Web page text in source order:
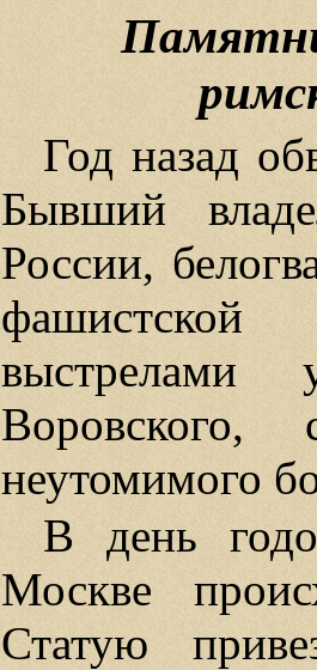
Год назад
Бывший
России,
выстрелами
Воровского,
неутомимого
В день
Москве
Статую